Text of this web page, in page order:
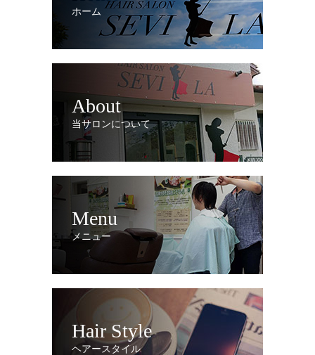
ホーム
About
当サロンについて
Menu
メニュー
Hair Style
ヘアースタイル